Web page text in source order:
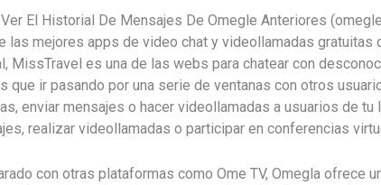
El Historial De Mensajes De Omegle Anteriores
las mejores apps de video chat y videollamadas
MissTravel es una de las webs para chatear con
que ir pasando por una serie de ventanas con otros
enviar mensajes o hacer videollamadas a usuarios de
realizar videollamadas o participar en conferencias
con otras plataformas como Ome TV, Omegla ofrece